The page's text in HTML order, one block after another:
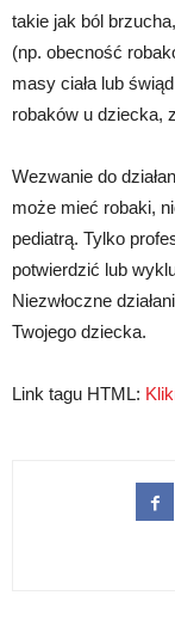
takie jak ból
(np. obecność
masy ciała lub
robaków u dziecka,
Wezwanie do
może mieć robaki,
pediatrą. Tylko
potwierdzić lub
Niezwłoczne
Twojego dziecka.
Link tagu HTML: